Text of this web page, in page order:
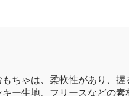
ちゃは、柔軟性があり、
ー生地、フリースなどの